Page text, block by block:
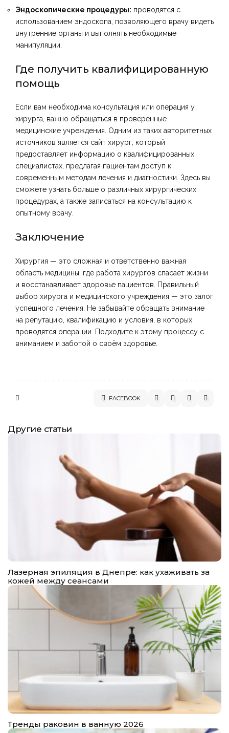
Эндоскопические процедуры: проводятся с
использованием эндоскопа, позволяющего врачу видеть
внутренние органы и выполнять необходимые
манипуляции.
Где получить квалифицированную
помощь
Если вам необходима консультация или операция у
хирурга, важно обращаться в проверенные
медицинские учреждения. Одним из таких авторитетных
источников является сайт хирург, который
предоставляет информацию о квалифицированных
специалистах, предлагая пациентам доступ к
современным методам лечения и диагностики. Здесь вы
сможете узнать больше о различных хирургических
процедурах, а также записаться на консультацию к
опытному врачу.
Заключение
Хирургия — это сложная и ответственно важная
область медицины, где работа хирургов спасает жизни
и восстанавливает здоровье пациентов. Правильный
выбор хирурга и медицинского учреждения — это залог
успешного лечения. Не забывайте обращать внимание
на репутацию, квалификацию и условия, в которых
проводятся операции. Подходите к этому процессу с
вниманием и заботой о своём здоровье.
FACEBOOK
Другие статьи
Лазерная эпиляция в Днепре: как ухаживать за
кожей между сеансами
Тренды раковин в ванную 2026